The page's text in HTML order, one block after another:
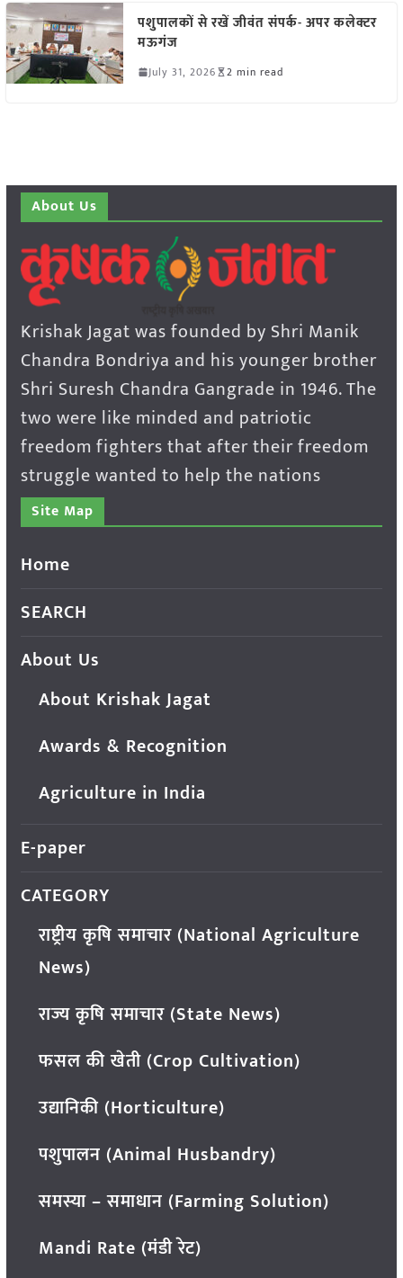
पशुपालकों से रखें जीवंत संपर्क- अपर कलेक्टर
मऊगंज
July 31, 2026 2 min read
About Us
Krishak Jagat was founded by Shri Manik
Chandra Bondriya and his younger brother
Shri Suresh Chandra Gangrade in 1946. The
two were like minded and patriotic
freedom fighters that after their freedom
struggle wanted to help the nations
Site Map
Home
SEARCH
About Us
About Krishak Jagat
Awards & Recognition
Agriculture in India
E-paper
CATEGORY
राष्ट्रीय कृषि समाचार (National Agriculture
News)
राज्य कृषि समाचार (State News)
फसल की खेती (Crop Cultivation)
उद्यानिकी (Horticulture)
पशुपालन (Animal Husbandry)
समस्या – समाधान (Farming Solution)
Mandi Rate (मंडी रेट)